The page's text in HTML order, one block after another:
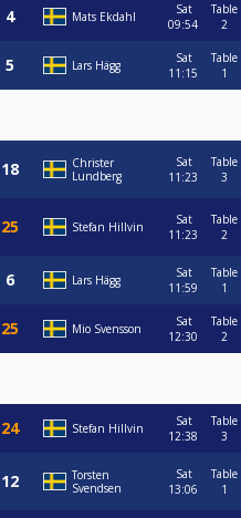
Mats Ekdahl
Sat
09:54
Table
2
Lars Hägg
Sat
11:15
Table
1
Christer
Lundberg
Sat
11:23
Table
3
Stefan Hillvin
Sat
11:23
Table
2
Lars Hägg
Sat
11:59
Table
1
Mio Svensson
Sat
12:30
Table
2
Stefan Hillvin
Sat
12:38
Table
3
Torsten
Svendsen
Sat
13:06
Table
1